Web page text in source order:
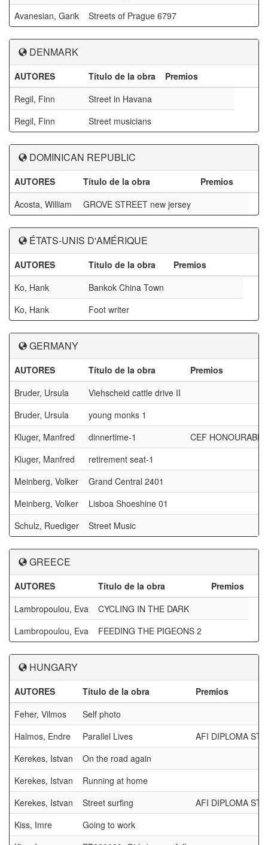
Avanesian, Garik
Streets of Prague 6797
DENMARK
AUTORES Título de la obra
Premios
Regil, Finn
Street in Havana
Regil, Finn
Street musicians
DOMINICAN REPUBLIC
AUTORES Título de la obra
Premios
Acosta, William
GROVE STREET new jersey
ÉTATS-UNIS D'AMÉRIQUE
AUTORES Título de la obra
Premios
Ko, Hank
Bankok China Town
Ko, Hank
Foot writer
GERMANY
AUTORES Título de la obra
Premios
Bruder, Ursula
Viehscheid cattle drive II
Bruder, Ursula
young monks 1
Kluger, Manfred
dinnertime-1
CEF
Kluger, Manfred
retirement seat-1
Meinberg, Volker
Grand Central 2401
Meinberg, Volker
Lisboa Shoeshine 01
Schulz, Ruediger
Street Music
GREECE
AUTORES Título de la obra
Premios
Lambropoulou, Eva
CYCLING IN THE DARK
Lambropoulou, Eva
FEEDING THE PIGEONS 2
HUNGARY
AUTORES Título de la obra
Premios
Feher, Vilmos
Self photo
Halmos, Endre
Parallel Lives
AFI DIPLOMA
Kerekes, Istvan
On the road again
Kerekes, Istvan
Running at home
Kerekes, Istvan
Street surfing
AFI DIPLOMA
Kiss, Imre
Going to work